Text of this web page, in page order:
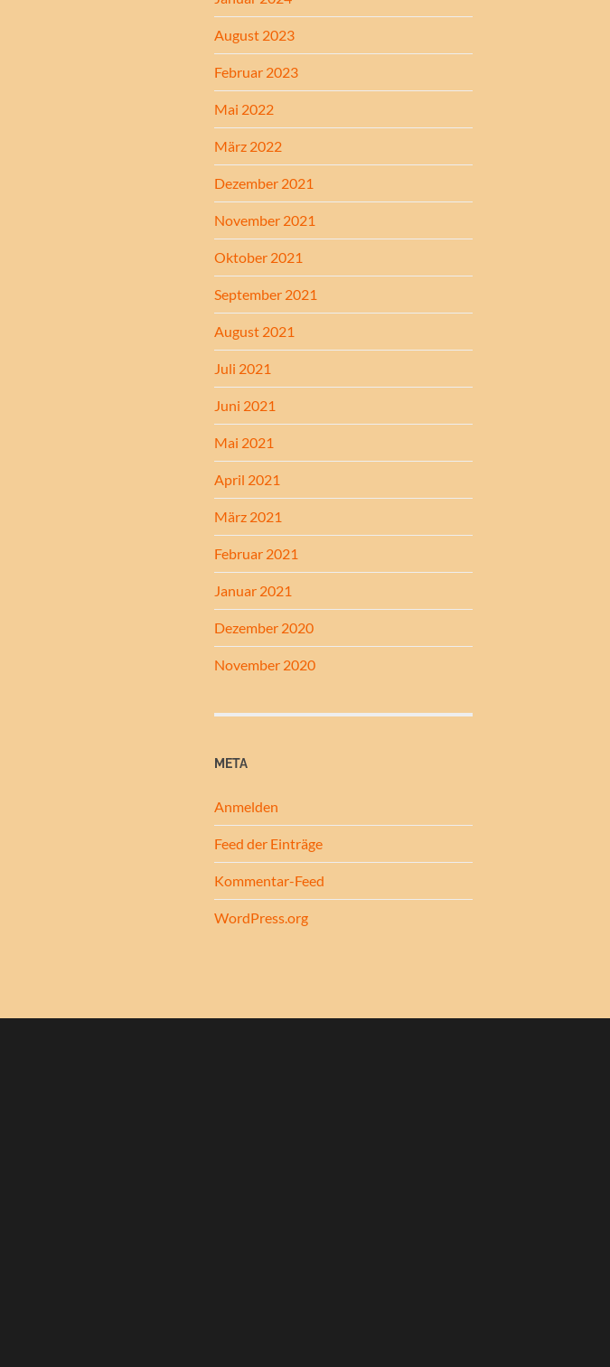
August 2023
Februar 2023
Mai 2022
März 2022
Dezember 2021
November 2021
Oktober 2021
September 2021
August 2021
Juli 2021
Juni 2021
Mai 2021
April 2021
März 2021
Februar 2021
Januar 2021
Dezember 2020
November 2020
META
Anmelden
Feed der Einträge
Kommentar-Feed
WordPress.org